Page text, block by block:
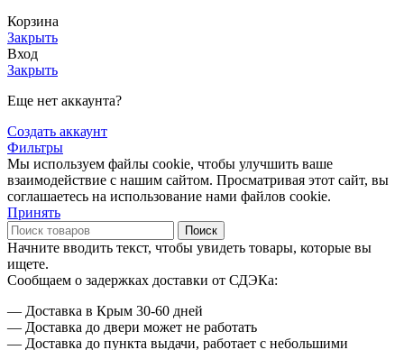
Корзина
Закрыть
Вход
Закрыть
Еще нет аккаунта?
Создать аккаунт
Фильтры
Мы используем файлы cookie, чтобы улучшить ваше
взаимодействие с нашим сайтом. Просматривая этот сайт, вы
соглашаетесь на использование нами файлов cookie.
Принять
Поиск
Начните вводить текст, чтобы увидеть товары, которые вы
ищете.
Сообщаем о задержках доставки от СДЭКа:
— Доставка в Крым 30-60 дней
— Доставка до двери может не работать
— Доставка до пункта выдачи, работает с небольшими